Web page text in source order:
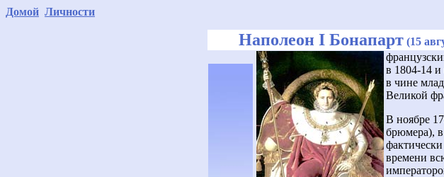
Домой Личности
Наполеон IБонапарт (15
в 1804-14
в чине
Великой
В ноябре
брюмера), в
времени